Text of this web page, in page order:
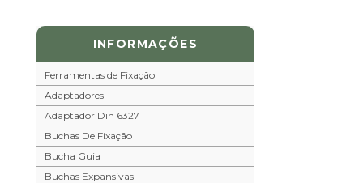
INFORMAÇÕES
Ferramentas de Fixação
Adaptadores
Adaptador Din 6327
Buchas De Fixação
Bucha Guia
Buchas Expansivas